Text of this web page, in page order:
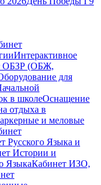
Интерактивное
ОБЗР (ОБЖ,
для
в школеОснащение
отдыха в
и меловые
Русского Языка и
Истории и
ЯзыкаКабинет ИЗО,